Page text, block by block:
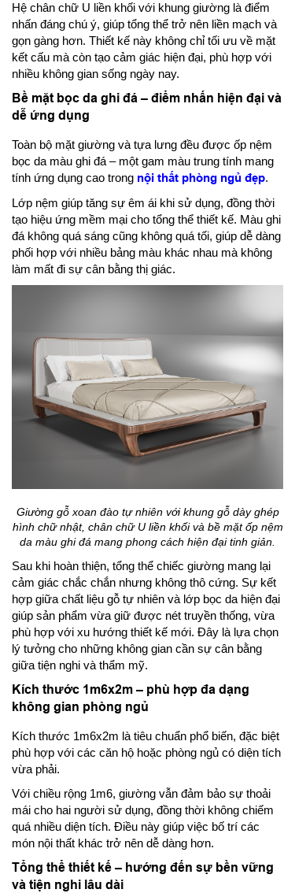
Hệ chân chữ U liền khối với khung giường là điểm
nhấn đáng chú ý, giúp tổng thể trở nên liền mạch và
gọn gàng hơn. Thiết kế này không chỉ tối ưu về mặt
kết cấu mà còn tạo cảm giác hiện đại, phù hợp với
nhiều không gian sống ngày nay.
Bề mặt bọc da ghi đá – điểm nhấn hiện đại và
dễ ứng dụng
Toàn bộ mặt giường và tựa lưng đều được ốp nệm
bọc da màu ghi đá – một gam màu trung tính mang
tính ứng dụng cao trong nội thất phòng ngủ đẹp.
Lớp nệm giúp tăng sự êm ái khi sử dụng, đồng thời
tạo hiệu ứng mềm mại cho tổng thể thiết kế. Màu ghi
đá không quá sáng cũng không quá tối, giúp dễ dàng
phối hợp với nhiều bảng màu khác nhau mà không
làm mất đi sự cân bằng thị giác.
Giường gỗ xoan đào tự nhiên với khung gỗ dày ghép
hình chữ nhật, chân chữ U liền khối và bề mặt ốp nệm
da màu ghi đá mang phong cách hiện đại tinh giản.
Sau khi hoàn thiện, tổng thể chiếc giường mang lại
cảm giác chắc chắn nhưng không thô cứng. Sự kết
hợp giữa chất liệu gỗ tự nhiên và lớp bọc da hiện đại
giúp sản phẩm vừa giữ được nét truyền thống, vừa
phù hợp với xu hướng thiết kế mới. Đây là lựa chọn
lý tưởng cho những không gian cần sự cân bằng
giữa tiện nghi và thẩm mỹ.
Kích thước 1m6x2m – phù hợp đa dạng
không gian phòng ngủ
Kích thước 1m6x2m là tiêu chuẩn phổ biến, đặc biệt
phù hợp với các căn hộ hoặc phòng ngủ có diện tích
vừa phải.
Với chiều rộng 1m6, giường vẫn đảm bảo sự thoải
mái cho hai người sử dụng, đồng thời không chiếm
quá nhiều diện tích. Điều này giúp việc bố trí các
món nội thất khác trở nên dễ dàng hơn.
Tổng thể thiết kế – hướng đến sự bền vững
và tiện nghi lâu dài